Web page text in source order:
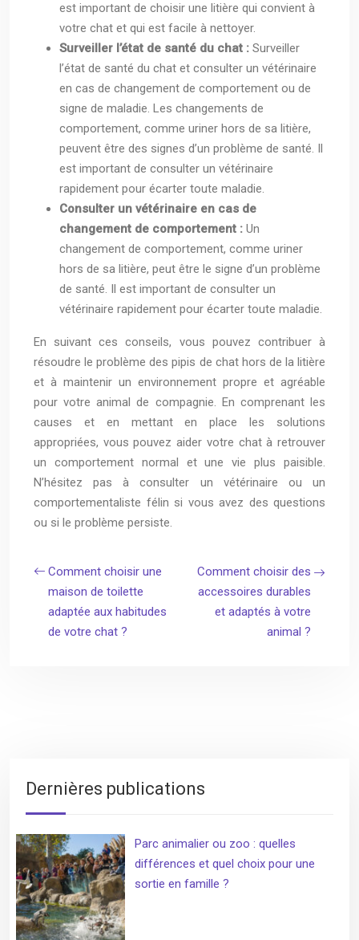
est important de choisir une litière qui convient à
votre chat et qui est facile à nettoyer.
Surveiller l’état de santé du chat : Surveiller
l’état de santé du chat et consulter un vétérinaire
en cas de changement de comportement ou de
signe de maladie. Les changements de
comportement, comme uriner hors de sa litière,
peuvent être des signes d’un problème de santé. Il
est important de consulter un vétérinaire
rapidement pour écarter toute maladie.
Consulter un vétérinaire en cas de
changement de comportement : Un
changement de comportement, comme uriner
hors de sa litière, peut être le signe d’un problème
de santé. Il est important de consulter un
vétérinaire rapidement pour écarter toute maladie.
En suivant ces conseils, vous pouvez contribuer à
résoudre le problème des pipis de chat hors de la litière
et à maintenir un environnement propre et agréable
pour votre animal de compagnie. En comprenant les
causes et en mettant en place les solutions
appropriées, vous pouvez aider votre chat à retrouver
un comportement normal et une vie plus paisible.
N’hésitez pas à consulter un vétérinaire ou un
comportementaliste félin si vous avez des questions
ou si le problème persiste.
Comment choisir une
maison de toilette
adaptée aux habitudes
de votre chat ?
Comment choisir des
accessoires durables
et adaptés à votre
animal ?
Dernières publications
Parc animalier ou zoo : quelles
différences et quel choix pour une
sortie en famille ?